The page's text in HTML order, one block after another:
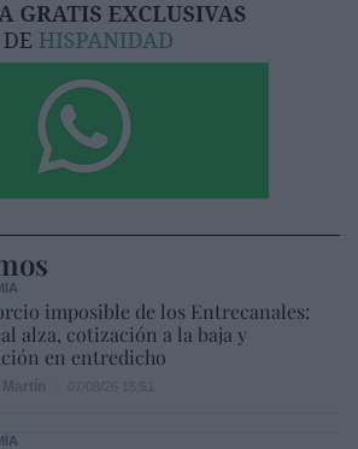
imposible de los Entrecanales:
alza, cotización a la baja y
en entredicho